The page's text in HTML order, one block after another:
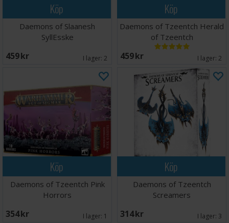
Köp
Daemons of Slaanesh
SyllEsske
459 SEK I lager: 2
Köp
Daemons of Tzeentch Herald
of Tzeentch
459 SEK I lager: 2
Köp
Daemons of Tzeentch Pink
Horrors
354 SEK I lager: 1
Köp
Daemons of Tzeentch
Screamers
314 SEK I lager: 3